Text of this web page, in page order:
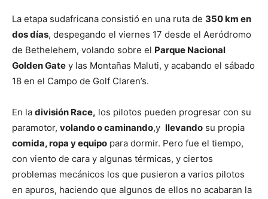
La etapa sudafricana consistió en una ruta de 350 km en
dos días, despegando el viernes 17 desde el Aeródromo
de Bethelehem, volando sobre el Parque Nacional
Golden Gate y las Montañas Maluti, y acabando el sábado
18 en el Campo de Golf Claren’s.
En la división Race, los pilotos pueden progresar con su
paramotor, volando o caminando,y llevando su propia
comida, ropa y equipo para dormir. Pero fue el tiempo,
con viento de cara y algunas térmicas, y ciertos
problemas mecánicos los que pusieron a varios pilotos
en apuros, haciendo que algunos de ellos no acabaran la